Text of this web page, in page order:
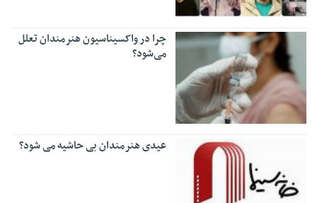
چرا در واکسیناسیون هنرمندان تعلل
می‌شود؟
عیدی هنرمندان بی حاشیه می شود؟